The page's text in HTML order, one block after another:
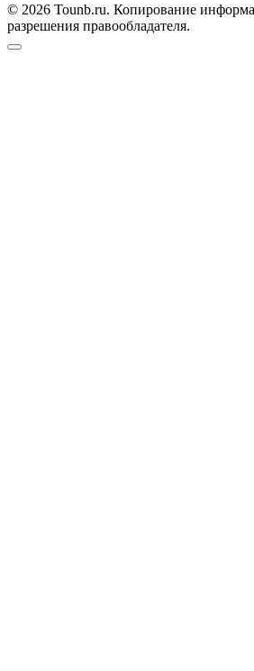
© 2026 Tounb.ru. Копирование
разрешения правообладателя.